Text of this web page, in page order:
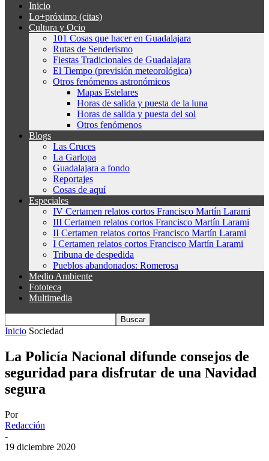
Inicio
Lo+próximo (citas)
Cultura y Ocio
101 Cosas que hacer en Guadalajara
Rutas de Senderismo
Fiestas Tradicionales de Guadalajara
El Tiempo (previsión meteorológica)
Otros fenómenos astronómicos
Mapas Estelares
Horas de salida y puesta de la luna
Horas de salida y puesta del sol
Otros fenómenos
Blogs
Las Cruces
La Garlopa
Guadalajara a fondo
Reportajes
Cosas de aquí
Especiales
IV Certamen relatos cortos Francisco Martín Larami
III Certamen relatos cortos Francisco Martín Larami
II Certamen relatos cortos Francisco Martín Larami
I Certamen relatos cortos Francisco Martín Larami
Tribuna de despedida
Pueblos abandonados: Romerosa
Medio Ambiente
Fototeca
Multimedia
Inicio Sociedad
La Policía Nacional difunde consejos de
seguridad para disfrutar de una Navidad
segura
Por
Redacción
-
19 diciembre 2020